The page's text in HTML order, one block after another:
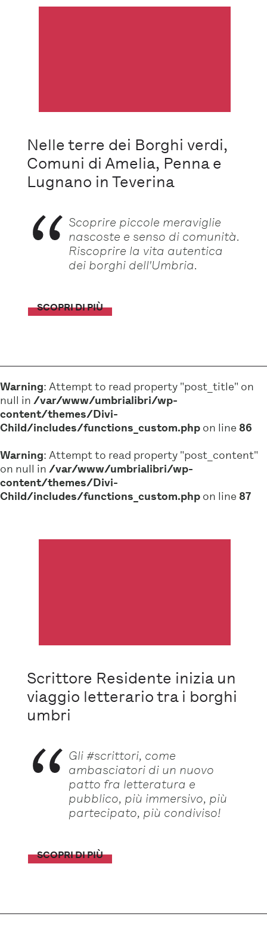
Nelle terre dei Borghi verdi,
Comuni di Amelia, Penna e
Lugnano in Teverina
Scoprire piccole meraviglie
nascoste e senso di comunità.
Riscoprire la vita autentica
dei borghi dell'Umbria.
SCOPRI DI PIÙ
Warning: Attempt to read property "post_title" on
null in /var/www/umbrialibri/wp-
content/themes/Divi-
Child/includes/functions_custom.php on line 86
Warning: Attempt to read property "post_content"
on null in /var/www/umbrialibri/wp-
content/themes/Divi-
Child/includes/functions_custom.php on line 87
Scrittore Residente inizia un
viaggio letterario tra i borghi
umbri
Gli #scrittori, come
ambasciatori di un nuovo
patto fra letteratura e
pubblico, più immersivo, più
partecipato, più condiviso!
SCOPRI DI PIÙ